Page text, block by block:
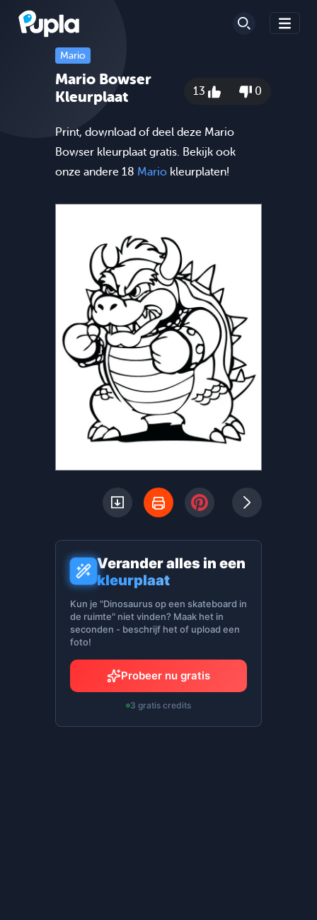
Mario
Mario Bowser
Kleurplaat
13 0
Print, download of deel deze Mario
Bowser kleurplaat gratis. Bekijk ook
onze andere 18 Mario kleurplaten!
Verander alles in een
kleurplaat
Kun je "Dinosaurus op een skateboard in
de ruimte" niet vinden? Maak het in
seconden - beschrijf het of upload een
foto!
Probeer nu gratis
3 gratis credits